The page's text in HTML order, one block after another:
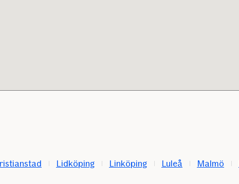
Lidköping Linköping Luleå Malmö